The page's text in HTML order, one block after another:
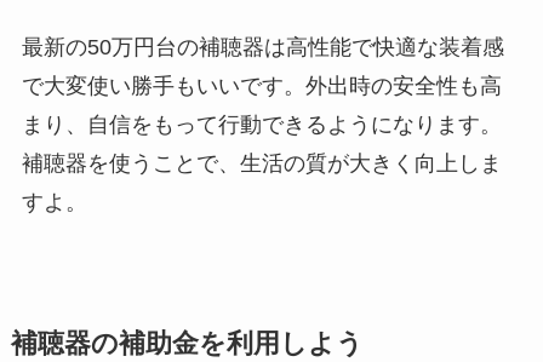
最新の50万円台の補聴器は高性能で快適な装着感
で大変使い勝手もいいです。外出時の安全性も高
まり、自信をもって行動できるようになります。
補聴器を使うことで、生活の質が大きく向上しま
すよ。
補聴器の補助金を利用しよう